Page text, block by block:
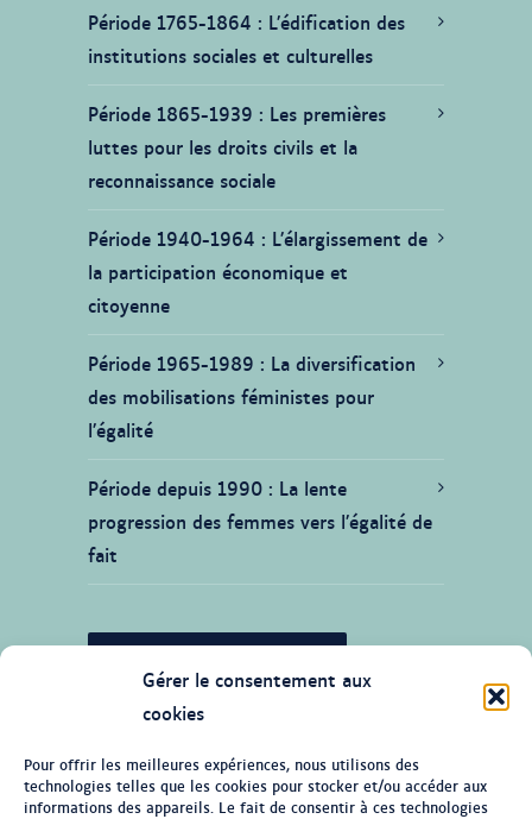
Gérer le consentement aux
cookies
Pour offrir les meilleures expériences, nous utilisons des
technologies telles que les cookies pour stocker et/ou accéder aux
informations des appareils. Le fait de consentir à ces technologies
Période 1765-1864
L’édification des
institutions sociales et culturelles
Période 1865-1939
Les premières
luttes pour les droits civils et la
reconnaissance sociale
Période 1940-1964
L’élargissement de
la participation économique et
citoyenne
Période 1965-1989
La diversification
des mobilisations féministes pour
l’égalité
Période depuis 1990 La lente
progression des femmes vers l’égalité de
fait
© Tous droits réservés 2026 Ligne du